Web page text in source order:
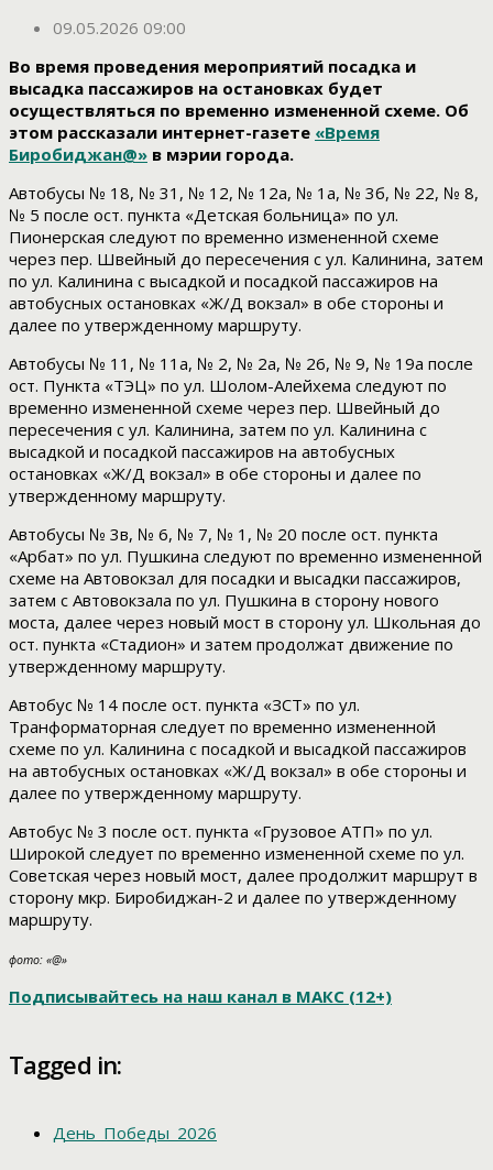
09.05.2026 09:00
Во время проведения мероприятий посадка и
высадка пассажиров на остановках будет
осуществляться по временно измененной схеме. Об
этом рассказали интернет-газете «Время
Биробиджан@» в мэрии города.
Автобусы № 18, № 31, № 12, № 12а, № 1а, № 3б, № 22, № 8,
№ 5 после ост. пункта «Детская больница» по ул.
Пионерская следуют по временно измененной схеме
через пер. Швейный до пересечения с ул. Калинина, затем
по ул. Калинина с высадкой и посадкой пассажиров на
автобусных остановках «Ж/Д вокзал» в обе стороны и
далее по утвержденному маршруту.
Автобусы № 11, № 11а, № 2, № 2а, № 26, № 9, № 19а после
ост. Пункта «ТЭЦ» по ул. Шолом-Алейхема следуют по
временно измененной схеме через пер. Швейный до
пересечения с ул. Калинина, затем по ул. Калинина с
высадкой и посадкой пассажиров на автобусных
остановках «Ж/Д вокзал» в обе стороны и далее по
утвержденному маршруту.
Автобусы № 3в, № 6, № 7, № 1, № 20 после ост. пункта
«Арбат» по ул. Пушкина следуют по временно измененной
схеме на Автовокзал для посадки и высадки пассажиров,
затем с Автовокзала по ул. Пушкина в сторону нового
моста, далее через новый мост в сторону ул. Школьная до
ост. пункта «Стадион» и затем продолжат движение по
утвержденному маршруту.
Автобус № 14 после ост. пункта «ЗСТ» по ул.
Транформаторная следует по временно измененной
схеме по ул. Калинина с посадкой и высадкой пассажиров
на автобусных остановках «Ж/Д вокзал» в обе стороны и
далее по утвержденному маршруту.
Автобус № 3 после ост. пункта «Грузовое АТП» по ул.
Широкой следует по временно измененной схеме по ул.
Советская через новый мост, далее продолжит маршрут в
сторону мкр. Биробиджан-2 и далее по утвержденному
маршруту.
фото: «@»
Подписывайтесь на наш канал в МАКС (12+)
Tagged in:
День_Победы_2026